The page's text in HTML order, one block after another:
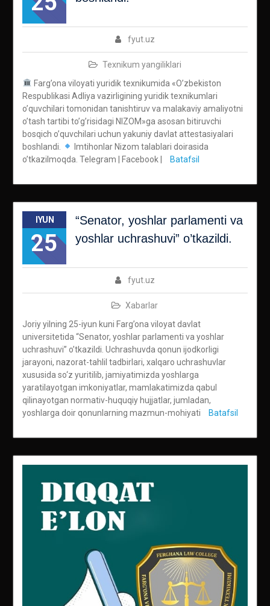
fyut.uz
Texnikum yangiliklari
Farg’ona viloyati yuridik texnikumida «O’zbekiston
Respublikasi Adliya vazirligining yuridik texnikumlari
o’quvchilari tomonidan tanishtiruv va malakaviy amaliyotni
o’tash tartibi to’g’risidagi NIZOM»ga asosan bitiruvchi
bosqich o’quvchilari uchun yakuniy davlat attestasiyalari
boshlandi.
Imtihonlar Nizom talablari doirasida
o’tkazilmoqda. Telegram | Facebook |
Batafsil
IYUN
25
“Senator, yoshlar parlamenti va
yoshlar uchrashuvi” o’tkazildi.
fyut.uz
Xabarlar
Joriy yilning 25-iyun kuni Farg’ona viloyat davlat
universitetida “Senator, yoshlar parlamenti va yoshlar
uchrashuvi” o’tkazildi. Uchrashuvda qonun ijodkorligi
jarayoni, nazorat-tahlil tadbirlari, xalqaro uchrashuvlar
xususida so‘z yuritilib, jamiyatimizda yoshlarga
yaratilayotgan imkoniyatlar, mamlakatimizda qabul
qilinayotgan normativ-huquqiy hujjatlar, jumladan,
yoshlarga doir qonunlarning mazmun-mohiyati
Batafsil